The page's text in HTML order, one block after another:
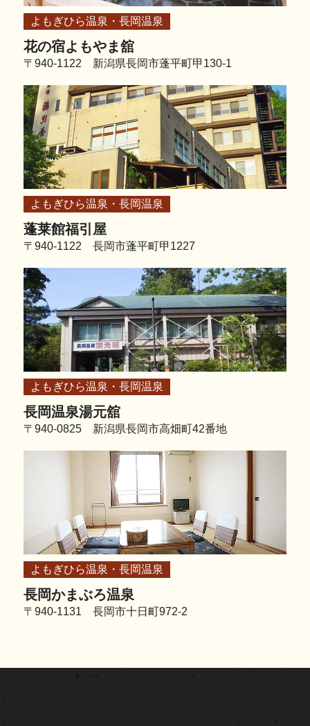
よもぎひら温泉・長岡温泉
花の宿よもやま舘
〒940-1122 新潟県長岡市蓬平町甲130-1
よもぎひら温泉・長岡温泉
蓬莱館福引屋
〒940-1122 長岡市蓬平町甲1227
よもぎひら温泉・長岡温泉
長岡温泉湯元舘
〒940-0825 新潟県長岡市高畑町42番地
よもぎひら温泉・長岡温泉
長岡かまぶろ温泉
〒940-1131 長岡市十日町972-2